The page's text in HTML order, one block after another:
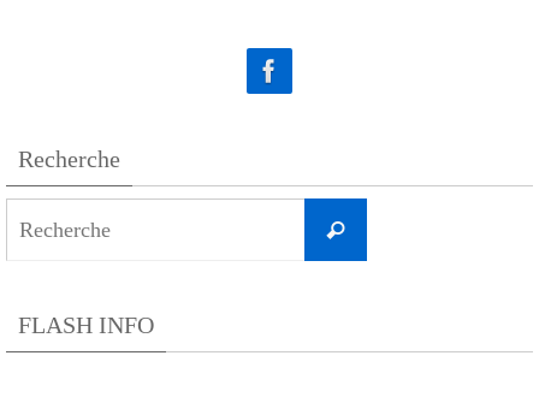
Recherche
Recherche
FLASH INFO